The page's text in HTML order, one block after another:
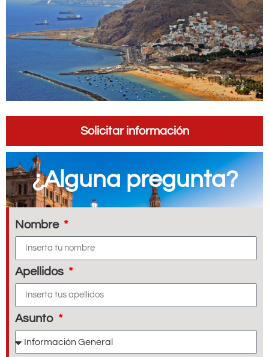
Solicitar información
¿Alguna pregunta?
Nombre
Apellidos
Asunto